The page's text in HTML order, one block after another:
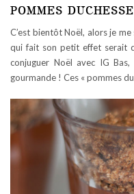
POMMES
C’est bientôt Noël, alors je
qui fait son petit effet serait
conjuguer Noël avec IG
gourmande ! Ces « pommes